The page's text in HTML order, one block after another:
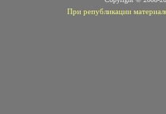
При републикации